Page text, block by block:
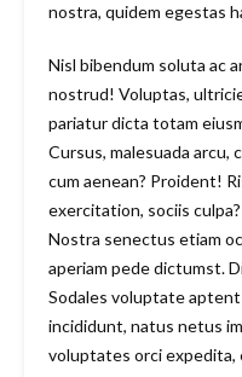
nostra, quidem egestas
Nisl bibendum soluta ac
nostrud! Voluptas,
pariatur dicta totam
Cursus, malesuada arcu,
cum aenean? Proident!
exercitation, sociis
Nostra senectus etiam
aperiam pede dictumst.
Sodales voluptate
incididunt, natus netus
voluptates orci expedita,